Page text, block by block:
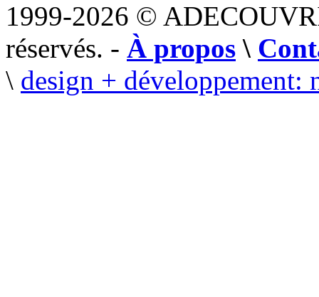
1999-2026 ©
réservés. - À propos \
\ design + développement: